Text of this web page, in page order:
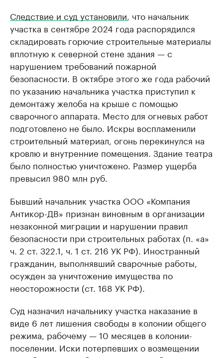
Следствие и суд установили , что начальник
участка в сентябре 2024 года распорядился
складировать горючие строительные материалы
вплотную к северной стене здания — с
нарушением требований пожарной
безопасности. В октябре этого же года рабочий
по указанию начальника участка приступил к
демонтажу желоба на крыше с помощью
сварочного аппарата. Место для огневых работ
подготовлено не было. Искры воспламенили
строительный материал, огонь перекинулся на
кровлю и внутренние помещения. Здание театра
было полностью уничтожено. Размер ущерба
превысил 980 млн руб.
Бывший начальник участка ООО «Компания
Антикор-ДВ» признан виновным в организации
незаконной миграции и нарушении правил
безопасности при строительных работах (п. «а»
ч. 2 ст. 322.1, ч. 1 ст. 216 УК РФ). Иностранный
гражданин, выполнявший сварочные работы,
осужден за уничтожение имущества по
неосторожности (ст. 168 УК РФ).
Суд назначил начальнику участка наказание в
виде 6 лет лишения свободы в колонии общего
режима, рабочему — 10 месяцев в колонии-
поселении. Иски потерпевших о возмещении